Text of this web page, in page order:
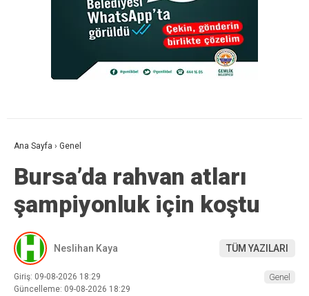
Ana Sayfa › Genel
Bursa’da rahvan atları
şampiyonluk için koştu
Neslihan Kaya TÜM YAZILARI
Giriş: 09-08-2026 18:29
Güncelleme: 09-08-2026 18:29
Genel